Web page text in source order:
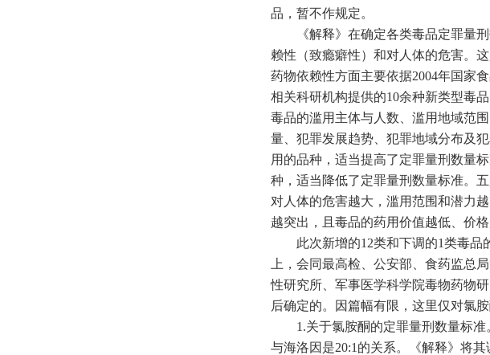
品，暂不作规定。
《解释》在确定各类毒品定罪量刑
赖性（致瘾癖性）和对人体的危害。
药物依赖性方面主要依据2004年国家
相关科研机构提供的10余种新类型毒
毒品的滥用主体与人数、滥用地域范
量、犯罪发展趋势、犯罪地域分布及
用的品种，适当提高了定罪量刑数量
种，适当降低了定罪量刑数量标准。
对人体的危害越大，滥用范围和潜力
越突出，且毒品的药用价值越低、价
此次新增的12类和下调的1类毒品
上，会同最高检、公安部、食药监总
性研究所、军事医学科学院毒物药物
后确定的。因篇幅有限，这里仅对氯
1.关于氯胺酮的定罪量刑数量标准
与海洛因是20:1的关系。《解释》将